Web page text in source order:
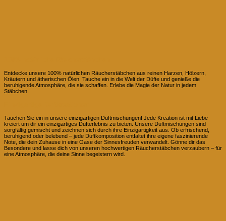
Entdecke unsere 100% natürlichen Räucherstäbchen aus reinen Harzen, Hölzern,
Kräutern und ätherischen Ölen. Tauche ein in die Welt der Düfte und genieße die
beruhigende Atmosphäre, die sie schaffen. Erlebe die Magie der Natur in jedem
Stäbchen.
Tauchen Sie ein in unsere einzigartigen Duftmischungen! Jede Kreation ist mit Liebe
kreiert um dir ein einzigartiges Dufterlebnis zu bieten. Unsere Duftmischungen sind
sorgfältig gemischt und zeichnen sich durch ihre Einzigartigkeit aus. Ob erfrischend,
beruhigend oder belebend – jede Duftkomposition entfaltet ihre eigene faszinierende
Note, die dein Zuhause in eine Oase der Sinnesfreuden verwandelt. Gönne dir das
Besondere und lasse dich von unseren hochwertigen Räucherstäbchen verzaubern – für
eine Atmosphäre, die deine Sinne begeistern wird.